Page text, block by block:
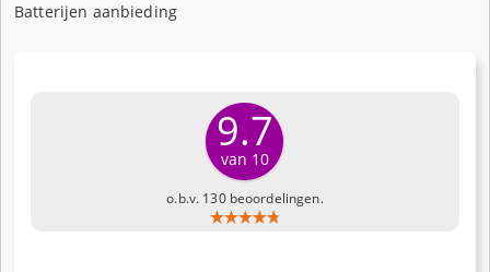
Batterijen aanbieding
9.7
van 10
o.b.v. 130 beoordelingen.